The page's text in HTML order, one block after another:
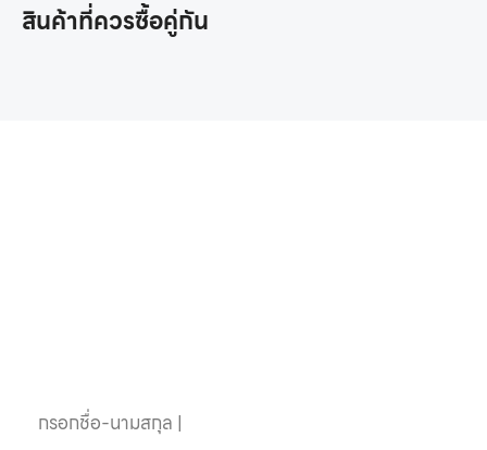
สินค้าที่ควรซื้อคู่กัน